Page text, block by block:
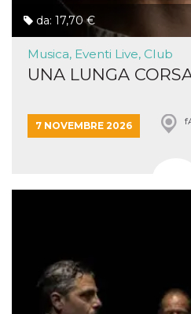
da: 17,70 €
Musica, Eventi Live, Club
UNA LUNGA
7 NOVEMBRE 2026